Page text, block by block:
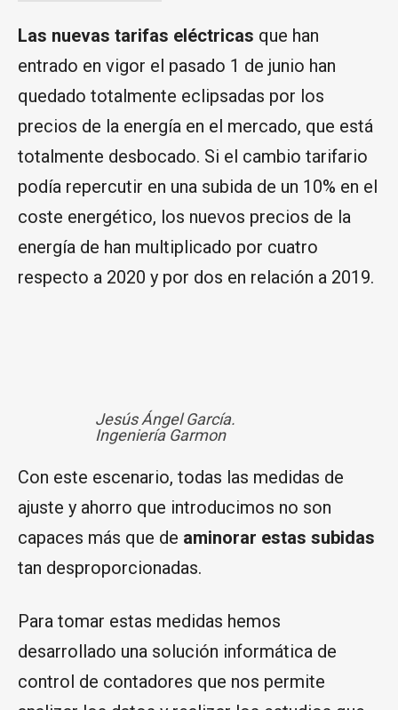
Las nuevas tarifas eléctricas que han
entrado en vigor el pasado 1 de junio han
quedado totalmente eclipsadas por los
precios de la energía en el mercado, que está
totalmente desbocado. Si el cambio tarifario
podía repercutir en una subida de un 10% en el
coste energético, los nuevos precios de la
energía de han multiplicado por cuatro
respecto a 2020 y por dos en relación a 2019.
Jesús Ángel García.
Ingeniería Garmon
Con este escenario, todas las medidas de
ajuste y ahorro que introducimos no son
capaces más que de aminorar estas subidas
tan desproporcionadas.
Para tomar estas medidas hemos
desarrollado una solución informática de
control de contadores que nos permite